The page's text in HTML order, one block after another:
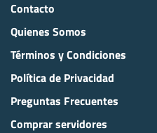
Contacto
Quienes Somos
Términos y Condiciones
Política de Privacidad
Preguntas Frecuentes
Comprar servidores